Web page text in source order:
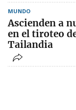
MUNDO
Ascienden a
en el tiroteo
Tailandia